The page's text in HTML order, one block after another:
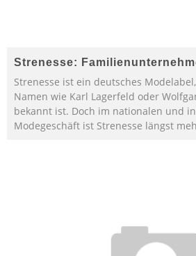
Strenesse:
Strenesse ist ein deutsches
Namen wie Karl Lagerfeld oder
bekannt ist. Doch im nationalen und
Modegeschäft ist Strenesse längst